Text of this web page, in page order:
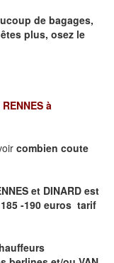
de bagages,
plus, osez le
RENNES à
combien coute
et DINARD est
-190 euros tarif